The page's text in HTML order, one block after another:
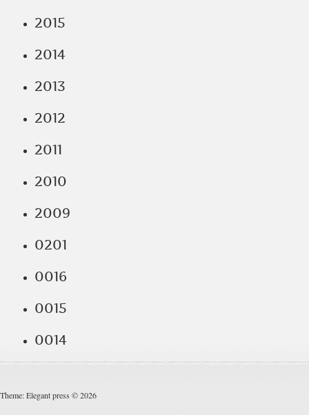
2015
2014
2013
2012
2011
2010
2009
0201
0016
0015
0014
Theme: Elegant press © 2026